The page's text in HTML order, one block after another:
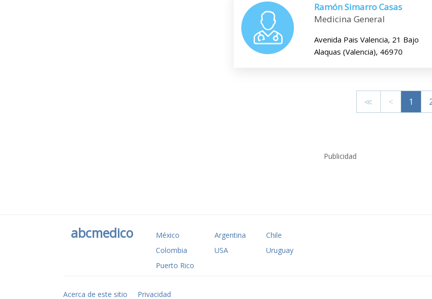
Ramón Simarro Casas
Medicina General
Avenida Pais Valencia, 21 Bajo
Alaquas (Valencia), 46970
≪ < 1
Publicidad
abcmedico México Argentina
Chile
Colombia
USA
Uruguay
Puerto Rico
Acerca de este sitio Privacidad